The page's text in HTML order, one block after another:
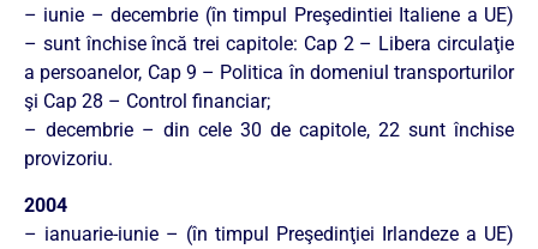
– iunie – decembrie (în timpul Preşedintiei Italiene a UE)
– sunt închise încă trei capitole: Cap 2 – Libera circulaţie
a persoanelor, Cap 9 – Politica în domeniul transporturilor
şi Cap 28 – Control financiar;
– decembrie – din cele 30 de capitole, 22 sunt închise
provizoriu.
2004
– ianuarie-iunie – (în timpul Preşedinţiei Irlandeze a UE)